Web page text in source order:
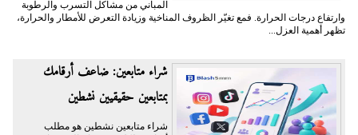
المباني من مشاكل التسرب والرطوبة
وارتفاع درجات الحرارة. فمع تغيّر الظروف المناخية وزيادة التعرض للأمطار والحرارة،
تظهر أهمية العزل...
شراء متابعين: ضاعف أرقامك
بمتابعين حقيقيين نشطين
شراء متابعين نشطين هو مطلب